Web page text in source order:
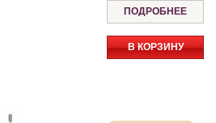
ПОДРОБНЕЕ
В КОРЗИНУ